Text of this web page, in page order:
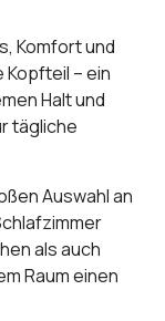
Komfort und
– ein
Halt und
tägliche
Auswahl an
als auch
Raum einen